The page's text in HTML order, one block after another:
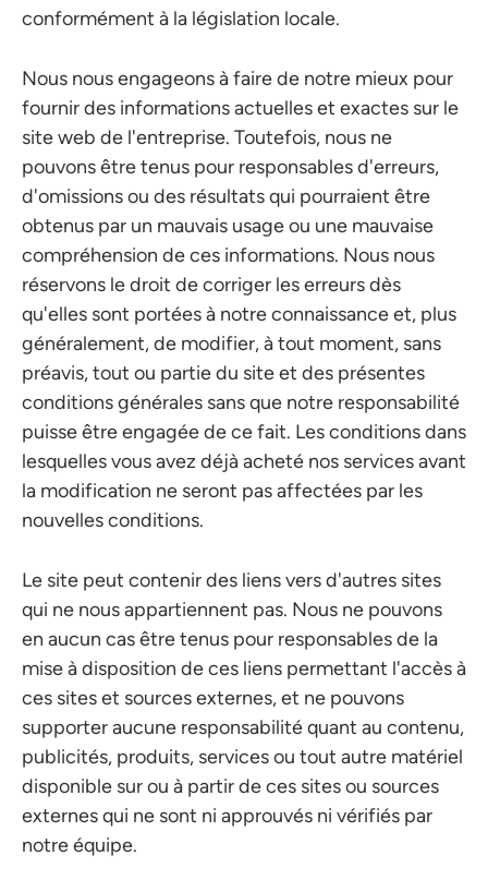
conformément à la législation locale.
Nous nous engageons à faire de notre mieux pour
fournir des informations actuelles et exactes sur le
site web de l'entreprise. Toutefois, nous ne
pouvons être tenus pour responsables d'erreurs,
d'omissions ou des résultats qui pourraient être
obtenus par un mauvais usage ou une mauvaise
compréhension de ces informations. Nous nous
réservons le droit de corriger les erreurs dès
qu'elles sont portées à notre connaissance et, plus
généralement, de modifier, à tout moment, sans
préavis, tout ou partie du site et des présentes
conditions générales sans que notre responsabilité
puisse être engagée de ce fait. Les conditions dans
lesquelles vous avez déjà acheté nos services avant
la modification ne seront pas affectées par les
nouvelles conditions.
Le site peut contenir des liens vers d'autres sites
qui ne nous appartiennent pas. Nous ne pouvons
en aucun cas être tenus pour responsables de la
mise à disposition de ces liens permettant l'accès à
ces sites et sources externes, et ne pouvons
supporter aucune responsabilité quant au contenu,
publicités, produits, services ou tout autre matériel
disponible sur ou à partir de ces sites ou sources
externes qui ne sont ni approuvés ni vérifiés par
notre équipe.